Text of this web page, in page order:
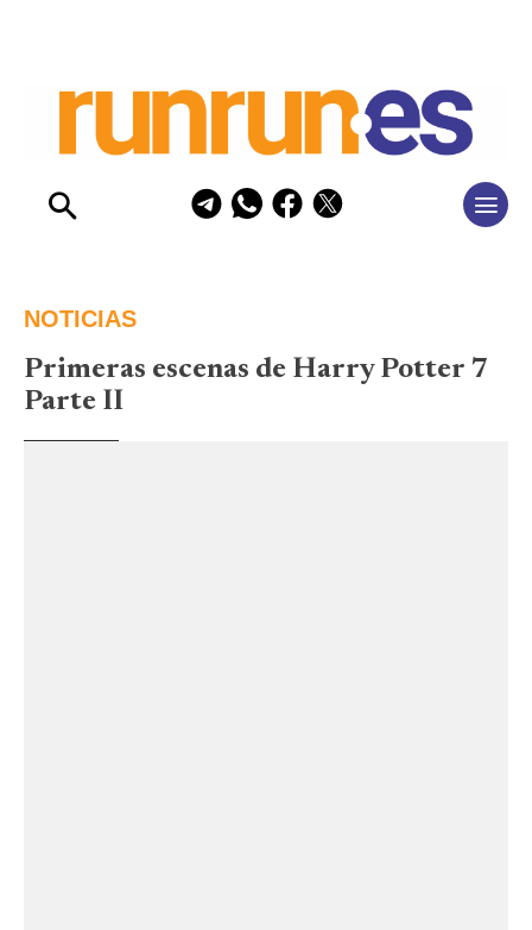
NOTICIAS
Primeras escenas de Harry Potter 7
Parte II